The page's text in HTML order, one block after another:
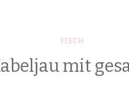
FISCH
mit